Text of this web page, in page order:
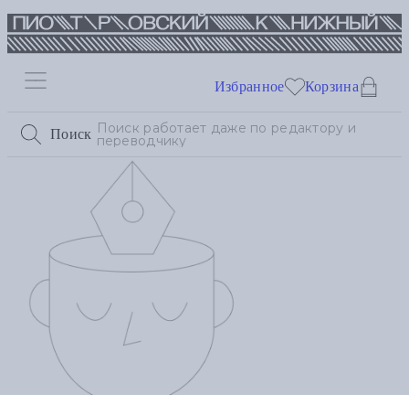
Поиск
Избранное Корзина